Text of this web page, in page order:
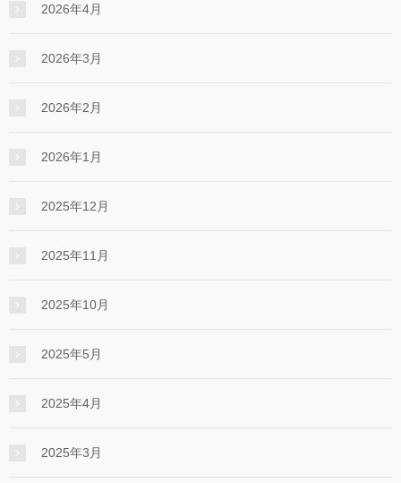
2026年4月
2026年3月
2026年2月
2026年1月
2025年12月
2025年11月
2025年10月
2025年5月
2025年4月
2025年3月